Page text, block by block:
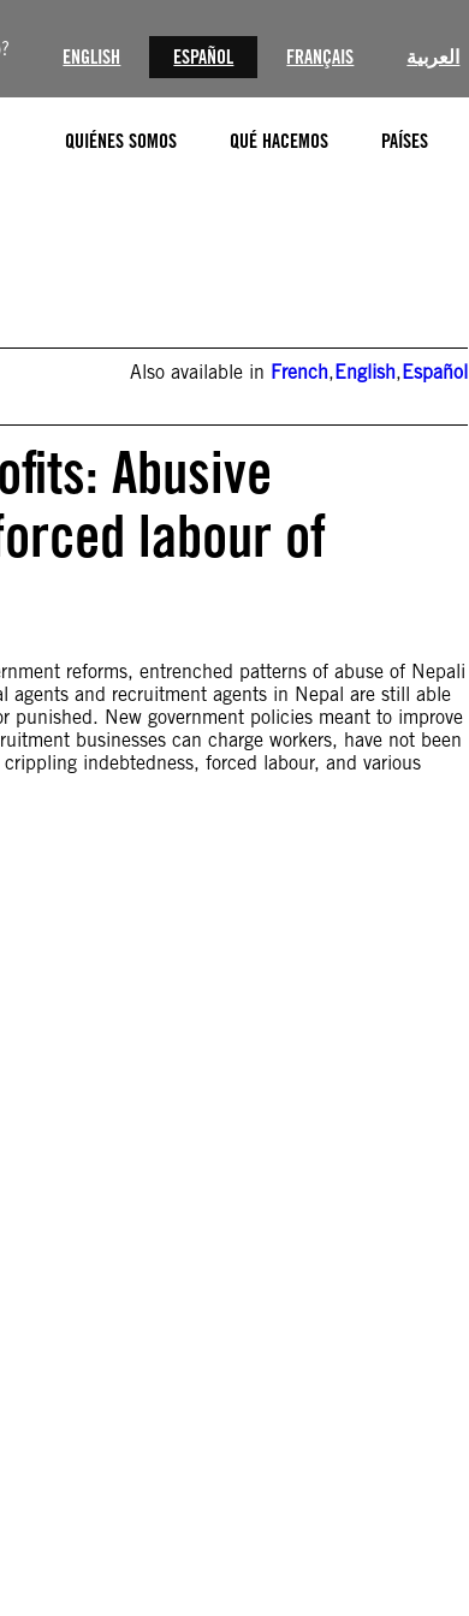
ENGLISH ESPAÑOL FRANÇAIS العربية
QUIÉNES SOMOS QUÉ HACEMOS PAÍSES
Also available in French,English,Español
Abusive
labour of
reforms, entrenched patterns of abuse of Nepali
agents and recruitment agents in Nepal are still able
New government policies meant to improve
businesses can charge workers, have not been
indebtedness, forced labour, and various